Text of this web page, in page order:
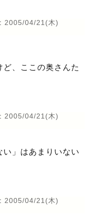
: 2005/04/21(木)
ど、ここの奥さんた
: 2005/04/21(木)
い」はあまりいない
: 2005/04/21(木)